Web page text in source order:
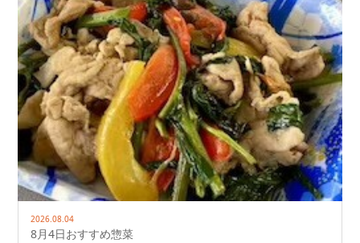
2026.08.04
8月4日おすすめ惣菜